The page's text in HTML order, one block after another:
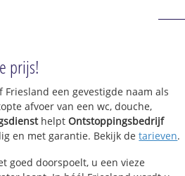
prijs!
een gevestigde naam als
afvoer van een wc, douche,
helptOntstoppingsbedrijf
en met garantie. Bekijk detarieven.
goed doorspoelt, u een vieze